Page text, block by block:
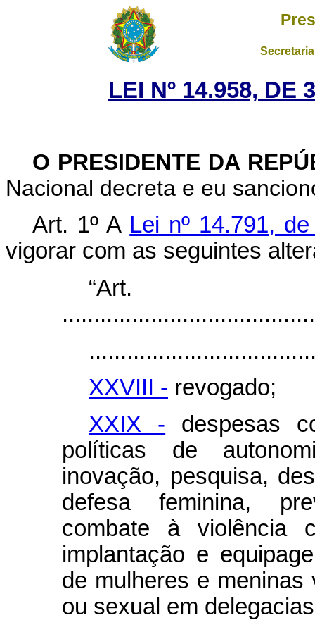
LEI Nº 14.958, DE
O PRESIDENTE DA
Nacional decreta e eu
Art. 1º A Lei nº 14.791,
vigorar com as seguintes
XXVIII - revogado;
XXIX - despesas
políticas de
inovação, pesquisa,
defesa feminina,
combate à violência
implantação e
de mulheres e
ou sexual em